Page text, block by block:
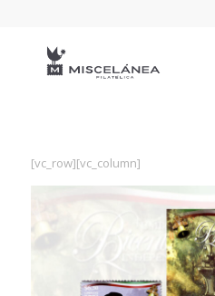
[vc_row][vc_column]